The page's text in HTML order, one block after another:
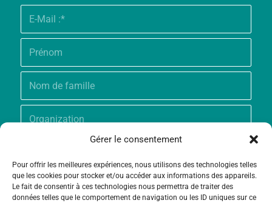
Gérer le consentement
Pour offrir les meilleures expériences, nous utilisons des technologies telles
que les cookies pour stocker et/ou accéder aux informations des appareils.
Le fait de consentir à ces technologies nous permettra de traiter des
données telles que le comportement de navigation ou les ID uniques sur ce